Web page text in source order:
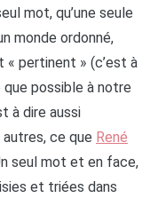
mot, qu’une seule
monde ordonné,
pertinent » (c’est à
possible à notre
à dire aussi
ce que René
seul mot et en face,
et triées dans